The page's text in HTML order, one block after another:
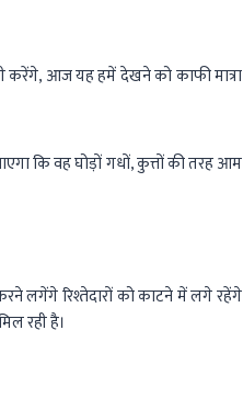
करेंगे, आज यह हमें देखने को काफी मात्रा
कि वह घोड़ों गधों, कुत्तों की तरह आम
लगेंगे रिश्तेदारों को काटने में लगे रहेंगे
रही है।